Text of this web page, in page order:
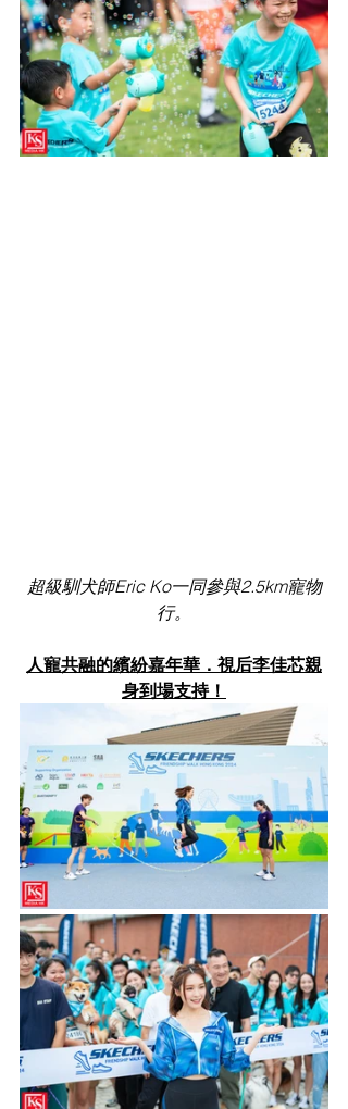
超級馴犬師Eric Ko一同參與2.5km寵物
行。
人寵共融的繽紛嘉年華．視后李佳芯親
身到場支持！